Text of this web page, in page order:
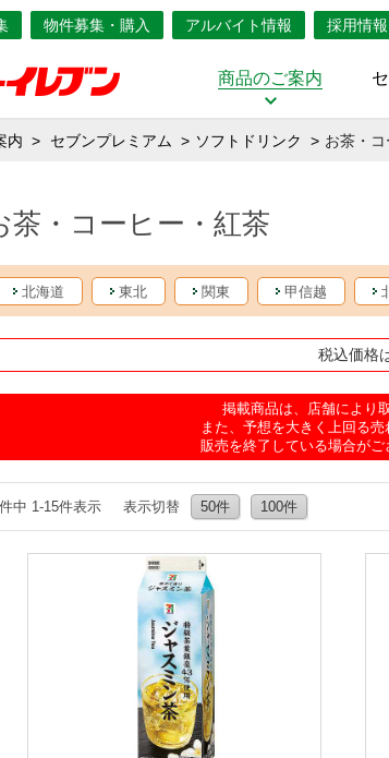
物件募集・購入 アルバイト情報 採用情報
商品のご案内
内 セブンプレミアム ソフトドリンク お茶・
茶・コーヒー・紅茶
北海道 東北 関東 甲信越
税込価格
掲載商品は、店舗により
また、予想を大きく上回る
販売を終了している場合がご
中 1-15件表示 表示切替 50件 100件